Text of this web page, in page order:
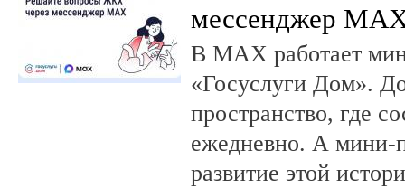
мессенджер
В MAX работает
«Госуслуги Дом».
пространство, где
ежедневно. А мини-
развитие этой